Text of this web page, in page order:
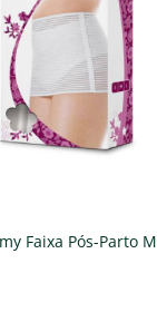
Faixa Pós-Parto M